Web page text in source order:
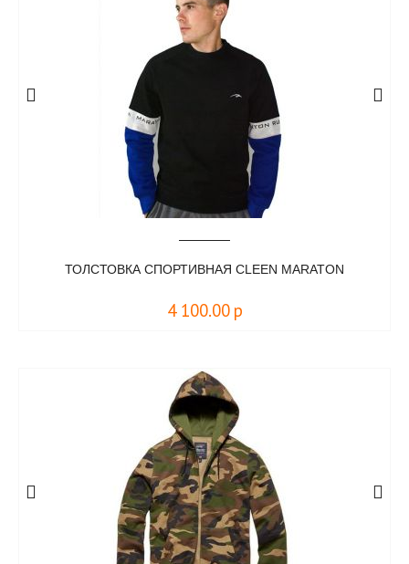
ТОЛСТОВКА СПОРТИВНАЯ CLEEN MARATON
4 100.00 р